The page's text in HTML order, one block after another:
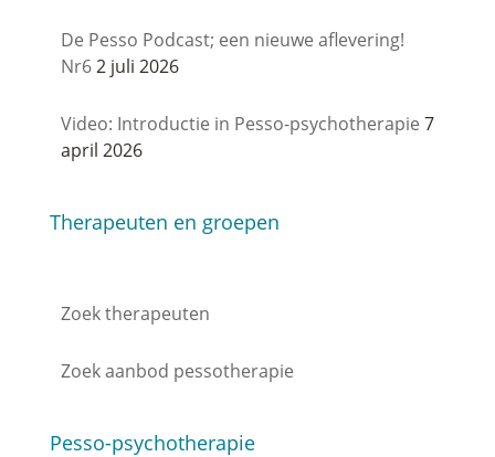
De Pesso Podcast; een nieuwe aflevering!
Nr62 juli 2026
Video: Introductie in Pesso-psychotherapie 7
april 2026
Therapeuten en groepen
Zoek therapeuten
Zoek aanbod pessotherapie
Pesso-psychotherapie